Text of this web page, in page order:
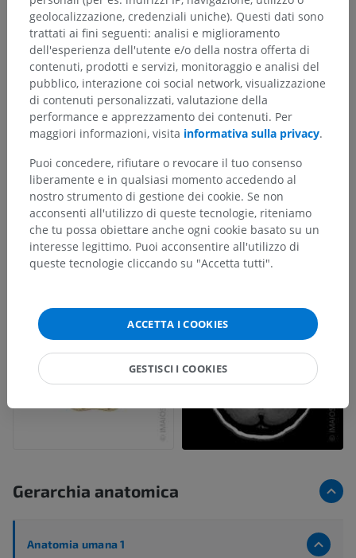
Gerarchia anatomica
Anatomia umana 1
geolocalizzazione, credenziali uniche). Questi dati sono
trattati ai fini seguenti: analisi e miglioramento
dell'esperienza dell'utente e/o della nostra offerta di
contenuti, prodotti e servizi, monitoraggio e analisi del
pubblico, interazione coi social network, visualizzazione
di contenuti personalizzati, valutazione della
performance e apprezzamento dei contenuti. Per
maggiori informazioni, visita informativa sulla privacy.
Puoi concedere, rifiutare o revocare il tuo consenso
liberamente e in qualsiasi momento accedendo al
nostro strumento di gestione dei cookie. Se non
acconsenti all'utilizzo di queste tecnologie, riteniamo
che tu possa obiettare anche ogni cookie basato su un
interesse legittimo. Puoi acconsentire all'utilizzo di
queste tecnologie cliccando su "Accetta tutti".
ACCETTA I COOKIES
GESTISCI I COOKIES